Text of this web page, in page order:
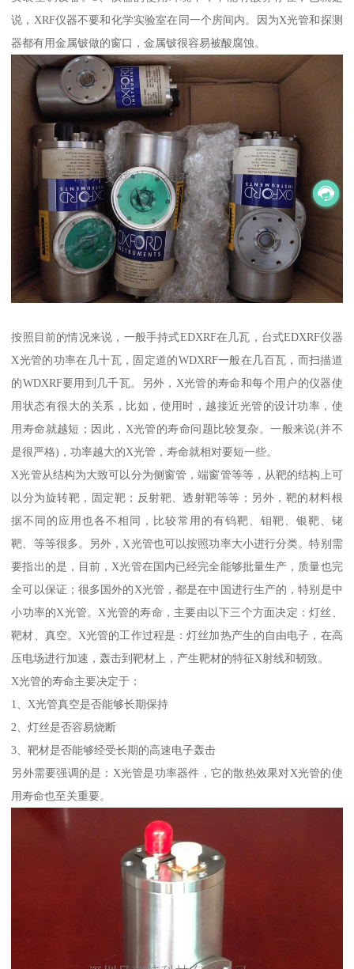
说，XRF仪器不要和化学实验室在同一个房间内。因为X光管和探测
器都有用金属铍做的窗口，金属铍很容易被酸腐蚀。
按照目前的情况来说，一般手持式EDXRF在几瓦，台式EDXRF仪器
X光管的功率在几十瓦，固定道的WDXRF一般在几百瓦，而扫描道
的WDXRF要用到几千瓦。另外，X光管的寿命和每个用户的仪器使
用状态有很大的关系，比如，使用时，越接近光管的设计功率，使
用寿命就越短；因此，X光管的寿命问题比较复杂。一般来说(并不
是很严格)，功率越大的X光管，寿命就相对要短一些。
X光管从结构为大致可以分为侧窗管，端窗管等等，从靶的结构上可
以分为旋转靶，固定靶；反射靶、透射靶等等；另外，靶的材料根
据不同的应用也各不相同，比较常用的有钨靶、钼靶、银靶、铑
靶、等等很多。另外，X光管也可以按照功率大小进行分类。特别需
要指出的是，目前，X光管在国内已经完全能够批量生产，质量也完
全可以保证；很多国外的X光管，都是在中国进行生产的，特别是中
小功率的X光管。X光管的寿命，主要由以下三个方面决定：灯丝、
靶材、真空。X光管的工作过程是：灯丝加热产生的自由电子，在高
压电场进行加速，轰击到靶材上，产生靶材的特征X射线和韧致。
X光管的寿命主要决定于：
1、X光管真空是否能够长期保持
2、灯丝是否容易烧断
3、靶材是否能够经受长期的高速电子轰击
另外需要强调的是：X光管是功率器件，它的散热效果对X光管的使
用寿命也至关重要。